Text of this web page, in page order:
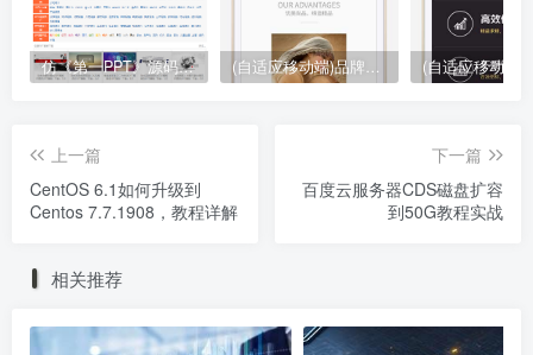
仿《第一PPT》源码 PPT模板幻灯片素材下载站网站模板 (自适应移动端)品牌设计类网站pbootcms模板 高端艺术创意设计公司网站源码下载
上一篇
CentOS 6.1如何升级到
Centos 7.7.1908，教程详解
下一篇
百度云服务器CDS磁盘扩容
到50G教程实战
相关推荐